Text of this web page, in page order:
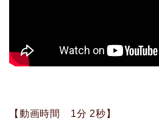
【動画時間 1分 2秒】